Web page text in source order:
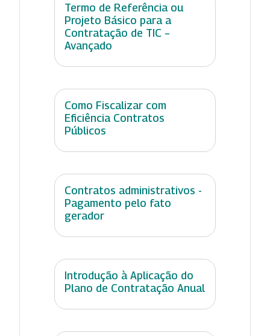
Termo de Referência ou
Projeto Básico para a
Contratação de TIC –
Avançado
Como Fiscalizar com
Eficiência Contratos
Públicos
Contratos administrativos -
Pagamento pelo fato
gerador
Introdução à Aplicação do
Plano de Contratação Anual